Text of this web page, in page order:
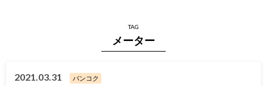
TAG
メーター
2021.03.31 バンコク